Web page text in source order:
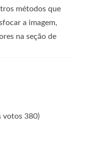
métodos que
a imagem,
na seção de
votos 380)